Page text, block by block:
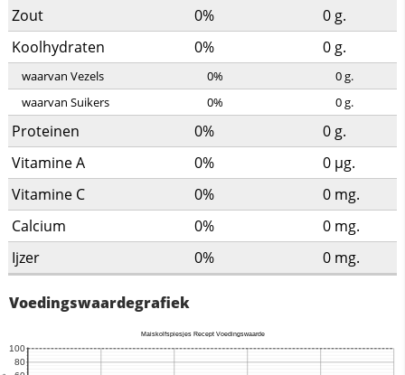
Zout 0% 0 g.
Koolhydraten
0% 0 g.
waarvan Vezels 0% 0g.
waarvan Suikers
0% 0g.
Proteinen 0% 0 g.
Vitamine A
0% 0 µg.
Vitamine C
0% 0 mg.
Calcium
0% 0 mg.
Ijzer
0% 0 mg.
Voedingswaardegrafiek